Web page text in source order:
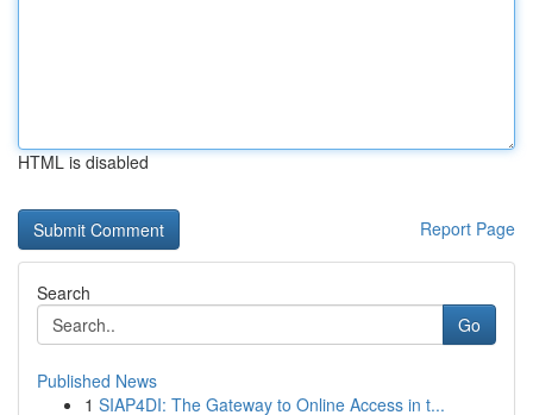
HTML is disabled
Report Page
Search
Go
Published News
1 SIAP4DI: The Gateway to Online Access in t...